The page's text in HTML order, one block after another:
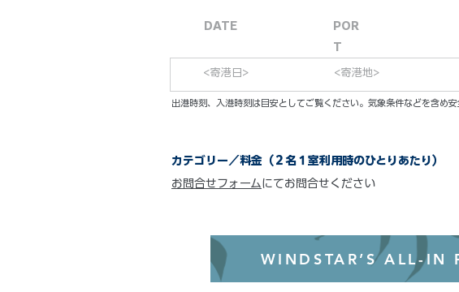
DATE
POR
T
<寄港日> <寄港地>
出港時刻、入港時刻は目安としてご覧ください。気象条件などを含め
カテゴリー／料金（２名１室利用時のひとりあたり）
お問合せフォームにてお問合せください
WINDSTAR’S ALL-IN